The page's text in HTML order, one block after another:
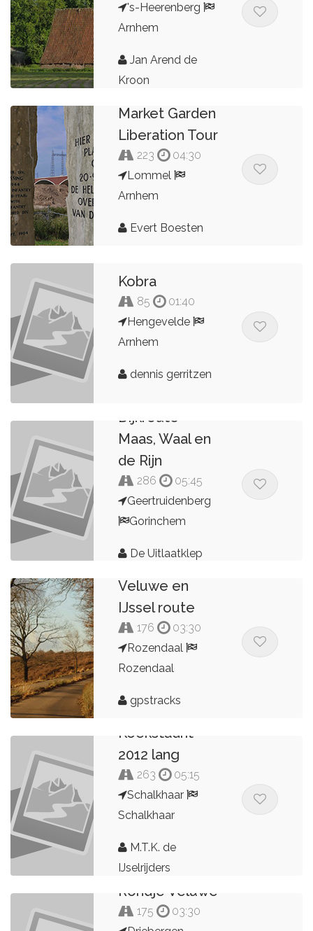
's-Heerenberg
Arnhem
Jan Arend de
Kroon
Market Garden
Liberation Tour
223
04:30
Lommel
Arnhem
Evert Boesten
Kobra
85
01:40
Hengevelde
Arnhem
dennis gerritzen
Dijkroute
Maas, Waal en
de Rijn
286
05:45
Geertruidenberg
Gorinchem
De Uitlaatklep
Veluwe en
IJssel route
176
03:30
Rozendaal
Rozendaal
gpstracks
Koekstadrit
2012 lang
263
05:15
Schalkhaar
Schalkhaar
M.T.K. de
IJselrijders
Rondje Veluwe
175
03:30